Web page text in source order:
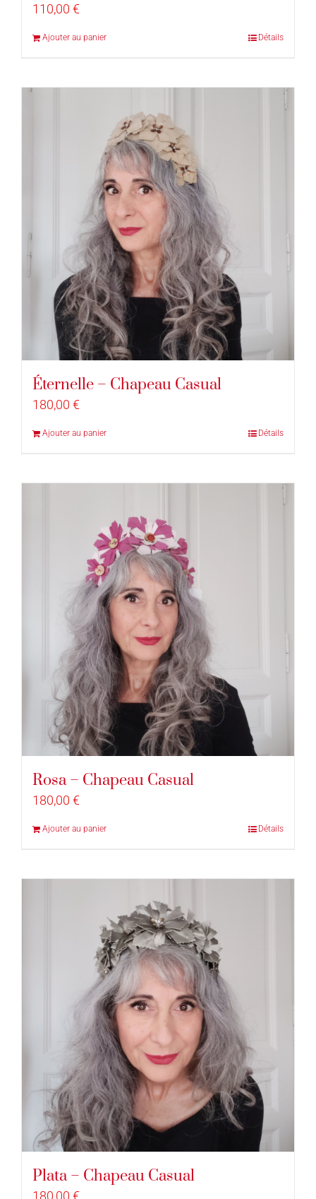
110,00 €
Ajouter au panier Détails
Éternelle – Chapeau Casual
180,00 €
Ajouter au panier Détails
Rosa – Chapeau Casual
180,00 €
Ajouter au panier Détails
Plata – Chapeau Casual
180,00 €